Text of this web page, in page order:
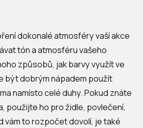
dokonalé atmosféry vaší akce
tón a atmosféru vašeho
způsobů, jak barvy využít ve
být dobrým nápadem použít
namísto celé duhy. Pokud znáte
použijte ho pro židle, povlečení,
vám to rozpočet dovolí, je také